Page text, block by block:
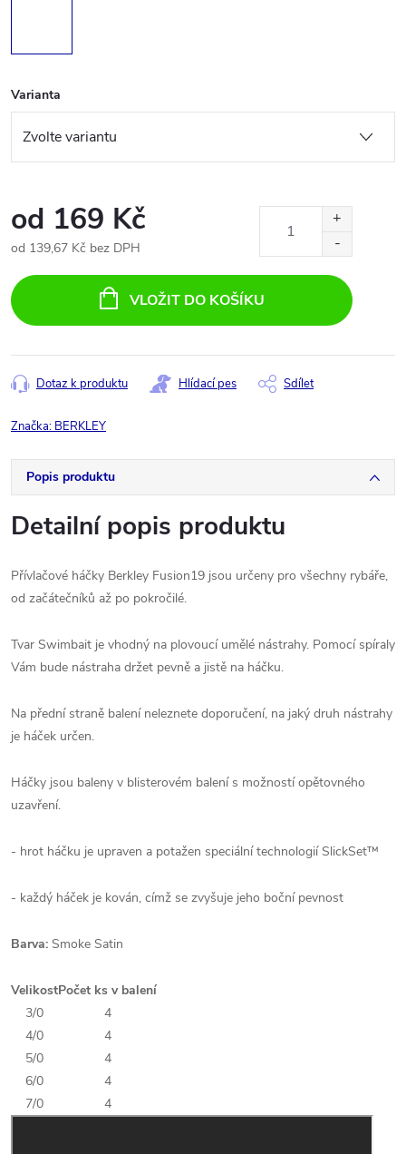
Varianta
od 169 Kč
od 139,67 Kč bez DPH
cena:
VLOŽIT DO KOŠÍKU
Dotaz k produktu Hlídací pes Sdílet
Značka: BERKLEY
Popis produktu
Detailní popis produktu
Přívlačové háčky Berkley Fusion19 jsou určeny pro všechny rybáře,
od začátečníků až po pokročilé.
Tvar Swimbait je vhodný na plovoucí umělé nástrahy. Pomocí spíraly
Vám bude nástraha držet pevně a jistě na háčku.
Na přední straně balení neleznete doporučení, na jaký druh nástrahy
je háček určen.
Háčky jsou baleny v blisterovém balení s možností opětovného
uzavření.
- hrot háčku je upraven a potažen speciální technologií SlickSet™
- každý háček je kován, címž se zvyšuje jeho boční pevnost
Barva: Smoke Satin
VelikostPočet ks v balení
3/0
4
4/0
4
5/0
4
6/0
4
7/0
4